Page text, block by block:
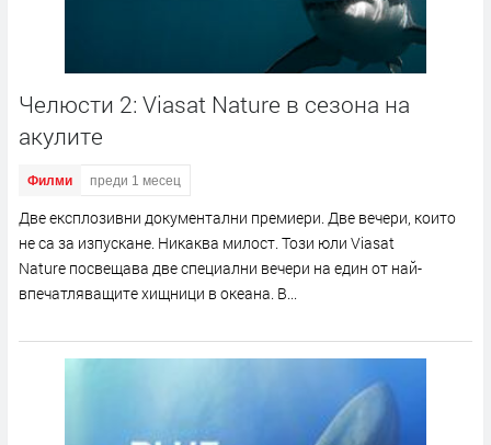
Челюсти 2: Viasat Nature в сезона на
акулите
Филми преди 1 месец
Две експлозивни документални премиери. Две вечери, които
не са за изпускане. Никаква милост. Този юли Viasat
Nature посвещава две специални вечери на един от най-
впечатляващите хищници в океана. В...